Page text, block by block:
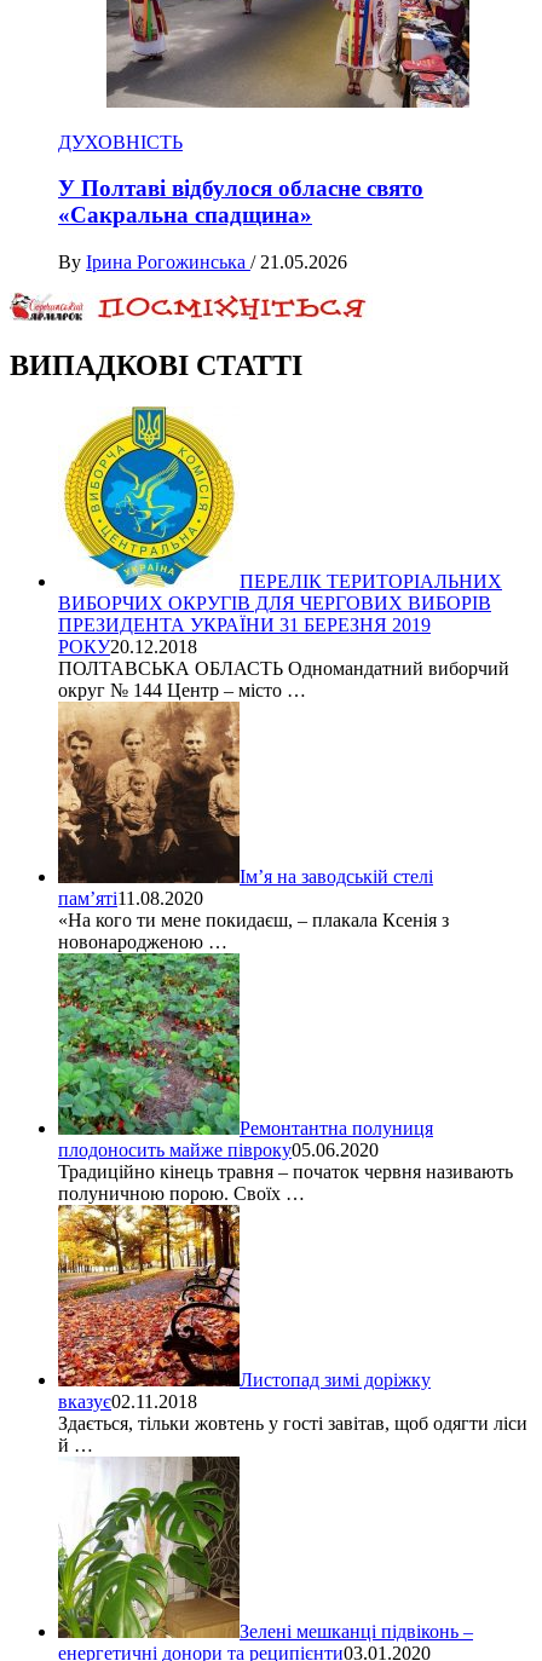
ДУХОВНІСТЬ
У Полтаві відбулося обласне свято
«Сакральна спадщина»
By Ірина Рогожинська / 21.05.2026
ВИПАДКОВІ СТАТТІ
ПЕРЕЛІК ТЕРИТОРІАЛЬНИХ
ВИБОРЧИХ ОКРУГІВ ДЛЯ ЧЕРГОВИХ ВИБОРІВ
ПРЕЗИДЕНТА УКРАЇНИ 31 БЕРЕЗНЯ 2019
РОКУ20.12.2018
ПОЛТАВСЬКА ОБЛАСТЬ Одномандатний виборчий
округ № 144 Центр – місто …
Ім’я на заводській стелі
пам’яті11.08.2020
«На кого ти мене покидаєш, – плакала Ксенія з
новонародженою …
Ремонтантна полуниця
плодоносить майже півроку05.06.2020
Традиційно кінець травня – початок червня називають
полуничною порою. Своїх …
Листопад зимі доріжку
вказує02.11.2018
Здається, тільки жовтень у гості завітав, щоб одягти ліси
й …
Зелені мешканці підвіконь –
енергетичні донори та реципієнти03.01.2020